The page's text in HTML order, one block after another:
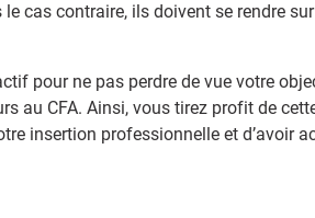
cas contraire, ils doivent se rendre
pour ne pas perdre de vue votre
au CFA. Ainsi, vous tirez profit de
insertion professionnelle et d’avoir